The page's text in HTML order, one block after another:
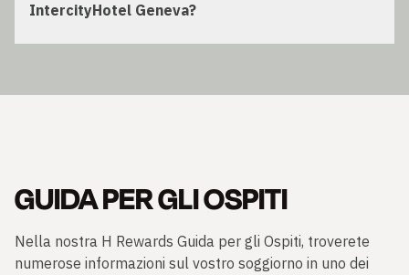
IntercityHotel Geneva?
GUIDA PER GLI OSPITI
Nella nostra H Rewards Guida per gli Ospiti, troverete
numerose informazioni sul vostro soggiorno in uno dei